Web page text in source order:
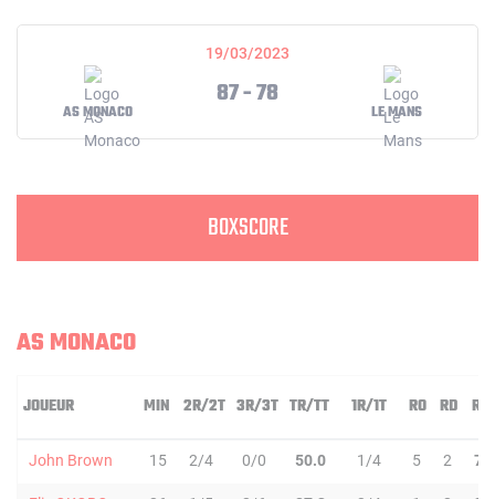
19/03/2023
AS MONACO
87 - 78
LE MANS
BOXSCORE
AS MONACO
JOUEUR MIN 2R/2T 3R/3T TR/TT 1R/1T RO RD RT
John Brown 15 2/4 0/0 50.0 1/4 5 2 7